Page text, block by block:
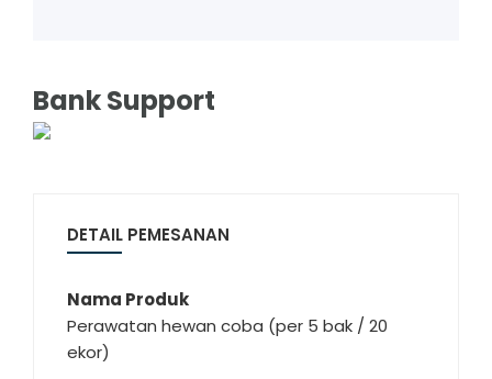
Bank Support
DETAIL PEMESANAN
Nama Produk
Perawatan hewan coba (per 5 bak / 20
ekor)